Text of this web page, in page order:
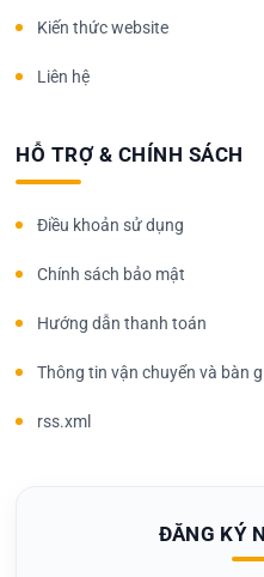
Kiến thức website
Liên hệ
HỖ TRỢ & CHÍNH SÁCH
Điều khoản sử dụng
Chính sách bảo mật
Hướng dẫn thanh toán
Thông tin vận chuyển và bàn
rss.xml
ĐĂNG KÝ